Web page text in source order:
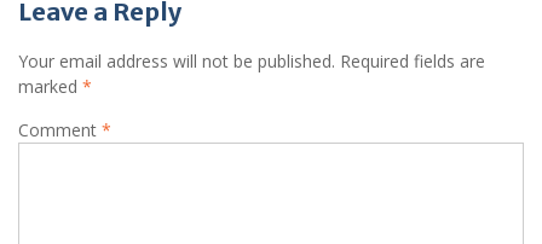
Leave a Reply
Your email address will not be published. Required fields are
marked *
Comment *